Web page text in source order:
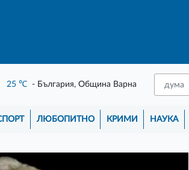
25 ℃ - България, Община Варна
ЛЮБОПИТНО КРИМИ НАУКА